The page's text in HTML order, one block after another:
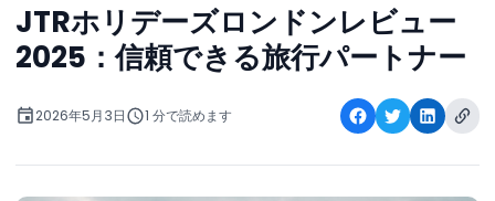
JTRホリデーズロンドンレビュー
2025：信頼できる旅行パートナー
2026年5月3日 1 分で読めます